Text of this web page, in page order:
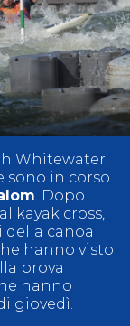
Whitewater
sono in corso
. Dopo
kayak cross,
canoa
hanno visto
prova
hanno
giovedì.